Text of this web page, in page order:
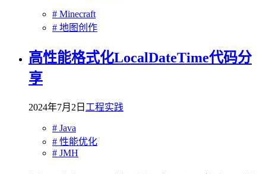
# Minecraft
# 地图创作
高性能格式化LocalDateTime代码分
享
2024年7月2日 工程实践
# Java
# 性能优化
# JMH